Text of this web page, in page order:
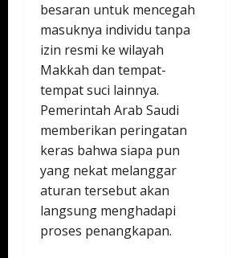
besaran untuk mencegah
masuknya individu tanpa
izin resmi ke wilayah
Makkah dan tempat-
tempat suci lainnya.
Pemerintah Arab Saudi
memberikan peringatan
keras bahwa siapa pun
yang nekat melanggar
aturan tersebut akan
langsung menghadapi
proses penangkapan.